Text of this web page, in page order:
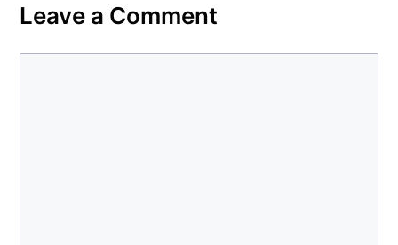
Leave a Comment